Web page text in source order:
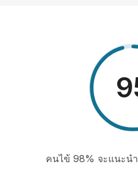
คนไข้ 98% จะแนะน